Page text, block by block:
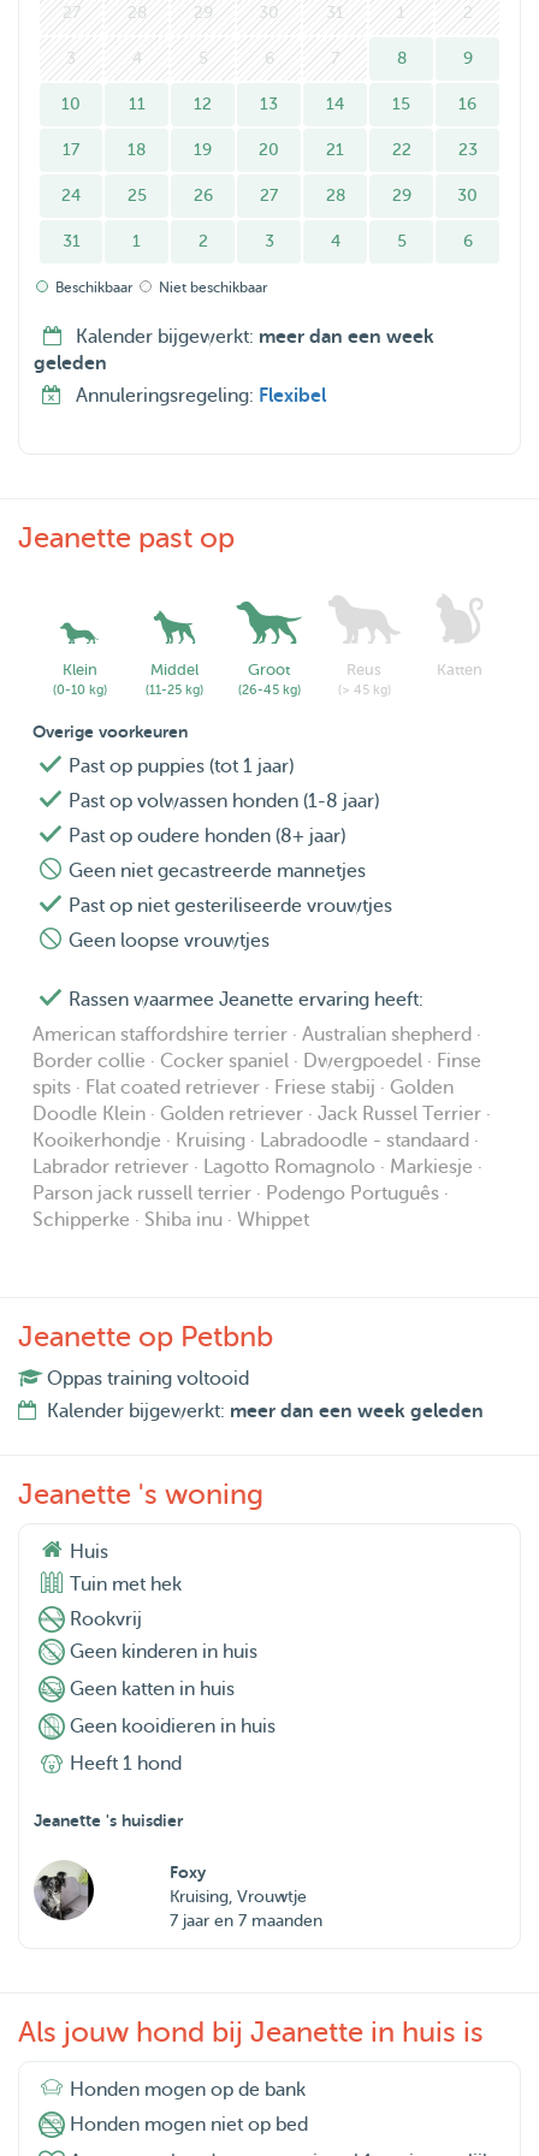
27 28 29 30 31 1 2
3 4 5 6 7 8 9
10 11 12 13 14 15 16
17 18 19 20 21 22 23
24 25 26 27 28 29 30
31 1 2 3 4 5 6
Beschikbaar Niet beschikbaar
Kalender bijgewerkt: meer dan een week
geleden
Annuleringsregeling: Flexibel
Jeanette past op
Klein
(0-10 kg)
Middel
(11-25 kg)
Groot
(26-45 kg)
Reus
(> 45 kg)
Katten
Overige voorkeuren
Past op puppies (tot 1 jaar)
Past op volwassen honden (1-8 jaar)
Past op oudere honden (8+ jaar)
Geen niet gecastreerde mannetjes
Past op niet gesteriliseerde vrouwtjes
Geen loopse vrouwtjes
Rassen waarmee Jeanette ervaring heeft:
American staffordshire terrier · Australian shepherd ·
Border collie · Cocker spaniel · Dwergpoedel · Finse
spits · Flat coated retriever · Friese stabij · Golden
Doodle Klein · Golden retriever · Jack Russel Terrier ·
Kooikerhondje · Kruising · Labradoodle - standaard ·
Labrador retriever · Lagotto Romagnolo · Markiesje ·
Parson jack russell terrier · Podengo Português ·
Schipperke · Shiba inu · Whippet
Jeanette op Petbnb
Oppas training voltooid
Kalender bijgewerkt: meer dan een week geleden
Jeanette 's woning
Huis
Tuin met hek
Rookvrij
Geen kinderen in huis
Geen katten in huis
Geen kooidieren in huis
Heeft 1 hond
Jeanette 's huisdier
Foxy
Kruising, Vrouwtje
7 jaar en 7 maanden
Als jouw hond bij Jeanette in huis is
Honden mogen op de bank
Honden mogen niet op bed